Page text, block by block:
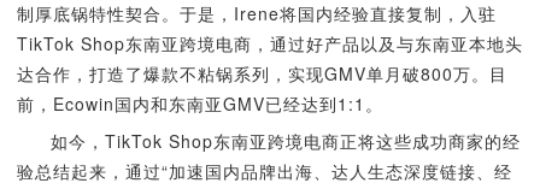
制厚底锅特性契合。于是，Irene将国内经验直接复制，入驻
TikTok Shop东南亚跨境电商，通过好产品以及与东南亚本地头
达合作，打造了爆款不粘锅系列，实现GMV单月破800万。目
前，Ecowin国内和东南亚GMV已经达到1:1。
如今，TikTok Shop东南亚跨境电商正将这些成功商家的经
验总结起来，通过“加速国内品牌出海、达人生态深度链接、经